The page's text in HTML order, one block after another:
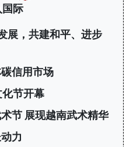
际
展，共建和平、进步
信用市场
节开幕
节 展现越南武术精华
力